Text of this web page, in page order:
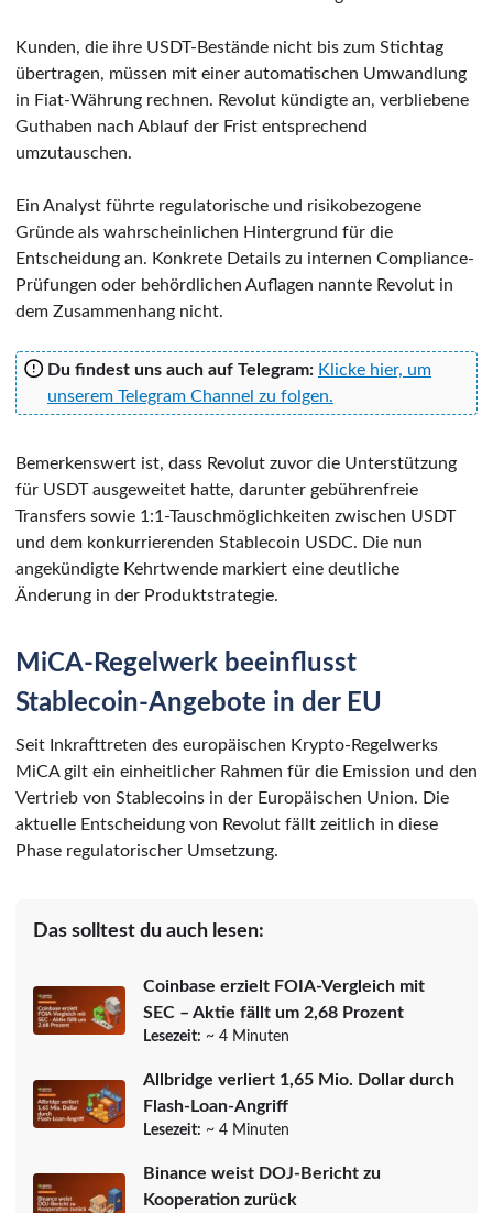
Kunden, die ihre USDT-Bestände nicht bis zum Stichtag
übertragen, müssen mit einer automatischen Umwandlung
in Fiat-Währung rechnen. Revolut kündigte an, verbliebene
Guthaben nach Ablauf der Frist entsprechend
umzutauschen.
Ein Analyst führte regulatorische und risikobezogene
Gründe als wahrscheinlichen Hintergrund für die
Entscheidung an. Konkrete Details zu internen Compliance-
Prüfungen oder behördlichen Auflagen nannte Revolut in
dem Zusammenhang nicht.
Du findest uns auch auf Telegram: Klicke hier, um
unserem Telegram Channel zu folgen.
Bemerkenswert ist, dass Revolut zuvor die Unterstützung
für USDT ausgeweitet hatte, darunter gebührenfreie
Transfers sowie 1:1-Tauschmöglichkeiten zwischen USDT
und dem konkurrierenden Stablecoin USDC. Die nun
angekündigte Kehrtwende markiert eine deutliche
Änderung in der Produktstrategie.
MiCA-Regelwerk beeinflusst
Stablecoin-Angebote in der EU
Seit Inkrafttreten des europäischen Krypto-Regelwerks
MiCA gilt ein einheitlicher Rahmen für die Emission und den
Vertrieb von Stablecoins in der Europäischen Union. Die
aktuelle Entscheidung von Revolut fällt zeitlich in diese
Phase regulatorischer Umsetzung.
Das solltest du auch lesen:
Coinbase erzielt FOIA-Vergleich mit
SEC – Aktie fällt um 2,68 Prozent
Lesezeit: ~ 4 Minuten
Allbridge verliert 1,65 Mio. Dollar durch
Flash-Loan-Angriff
Lesezeit: ~ 4 Minuten
Binance weist DOJ-Bericht zu
Kooperation zurück